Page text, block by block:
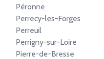
Péronne
Perrecy-les-Forges
Perreuil
Perrigny-sur-Loire
Pierre-de-Bresse